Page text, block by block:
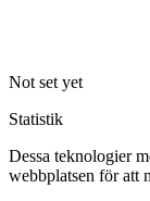
Not set yet
Statistik
Dessa teknologier
webbplatsen för att